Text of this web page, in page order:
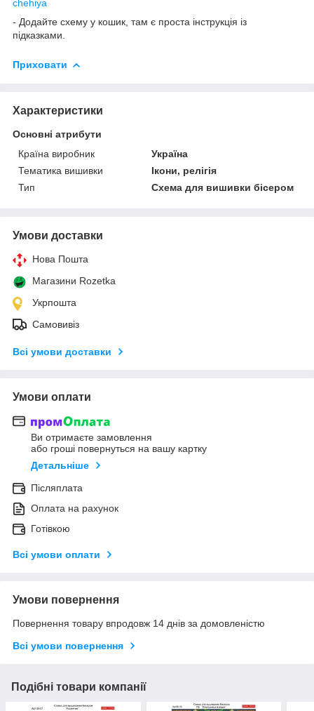
chehiya
- Додайте схему у кошик, там є проста інструкція із
підказками.
Приховати
Характеристики
Основні атрибути
Країна виробник
Україна
Тематика вишивки
Ікони, релігія
Тип
Схема для вишивки бісером
Умови доставки
Нова Пошта
Магазини Rozetka
Укрпошта
Самовивіз
Всі умови доставки
Умови оплати
Ви отримаєте замовлення
або гроші повернуться на вашу картку
Детальніше
Післяплата
Оплата на рахунок
Готівкою
Всі умови оплати
Умови повернення
Повернення товару впродовж 14 днів за домовленістю
Всі умови повернення
Подібні товари компанії